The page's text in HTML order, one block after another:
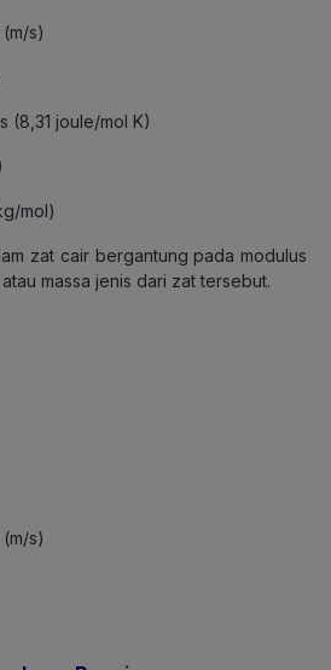
s)
(8,31 joule/mol K)
mol)
zat cair bergantung pada modulus
massa jenis dari zat tersebut.
s)